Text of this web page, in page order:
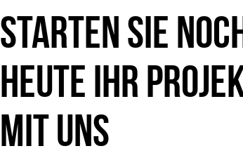
Starten Sie
heute Ihr
mit uns